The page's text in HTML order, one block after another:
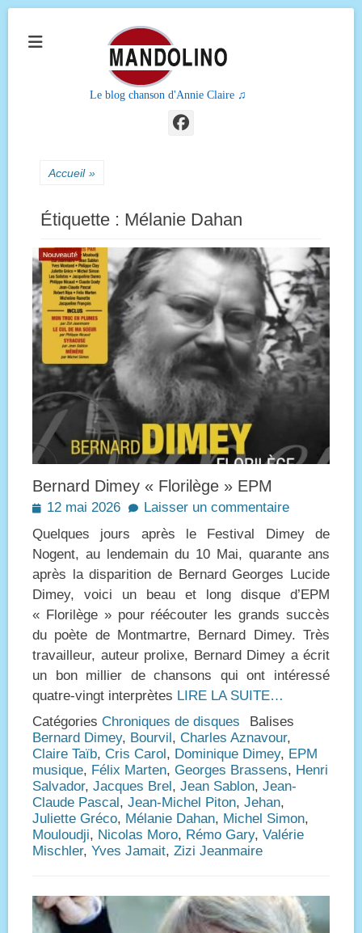
Le blog chanson d'Annie Claire ♫
Facebook
Accueil »
Étiquette : Mélanie Dahan
Bernard Dimey « Florilège » EPM
Posted
12 mai 2026
Laisser un commentaire
Quelques jours après le Festival Dimey de
Nogent, au lendemain du 10 Mai, quarante ans
après la disparition de Bernard Georges Lucide
Dimey, voici un beau et long disque d’EPM
« Florilège » pour réécouter les grands succès
du poète de Montmartre, Bernard Dimey. Très
travailleur, auteur prolixe, Bernard Dimey a écrit
un bon millier de chansons qui ont intéressé
quatre-vingt interprètes LIRE LA SUITE…
Catégories Chroniques de disques
Balises
Bernard Dimey, Bourvil , Charles Aznavour,
Claire Taïb, Cris Carol , Dominique Dimey, EPM
musique, Félix Marten, Georges Brassens, Henri
Salvador, Jacques Brel , Jean Sablon, Jean-
Claude Pascal , Jean-Michel Piton, Jehan,
Juliette Gréco, Mélanie Dahan, Michel Simon,
Mouloudji, Nicolas Moro, Rémo Gary, Valérie
Mischler, Yves Jamait, Zizi Jeanmaire